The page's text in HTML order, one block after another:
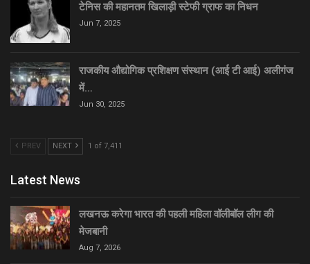
टेनिस की महानतम खिलाड़ी स्टेफी ग्राफ का निधन
Jun 7, 2025
राजकीय औद्योगिक प्रशिक्षण संस्थान (आई टी आई) अलीगंज
में…
Jun 30, 2025
PREV NEXT 1 of 7,411
Latest News
लखनऊ करेगा भारत की पहली महिला वॉलीबॉल लीग की
मेजबानी
Aug 7, 2026